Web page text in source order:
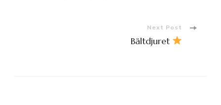
Next Post
Bältdjuret